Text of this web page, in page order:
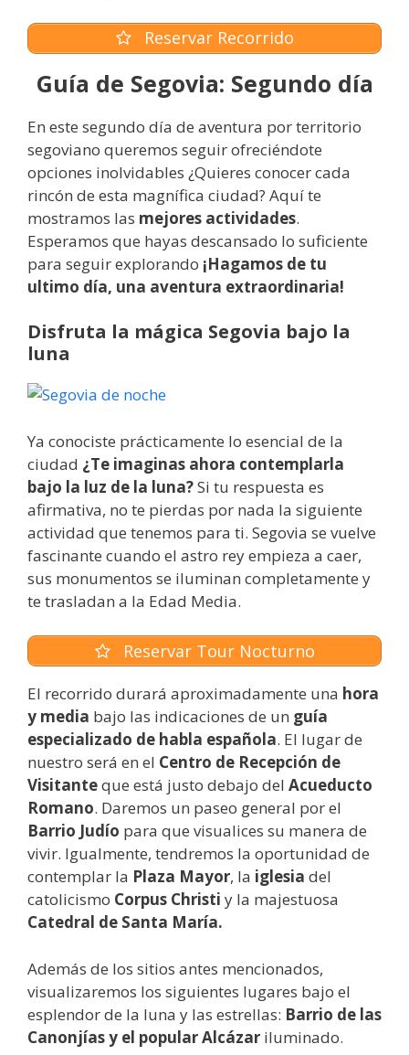
Reservar Recorrido
Guía de Segovia: Segundo día
En este segundo día de aventura por territorio
segoviano queremos seguir ofreciéndote
opciones inolvidables ¿Quieres conocer cada
rincón de esta magnífica ciudad? Aquí te
mostramos las mejores actividades.
Esperamos que hayas descansado lo suficiente
para seguir explorando ¡Hagamos de tu
ultimo día, una aventura extraordinaria!
Disfruta la mágica Segovia bajo la
luna
Ya conociste prácticamente lo esencial de la
ciudad ¿Te imaginas ahora contemplarla
bajo la luz de la luna?Si tu respuesta es
afirmativa, no te pierdas por nada la siguiente
actividad que tenemos para ti. Segovia se vuelve
fascinante cuando el astro rey empieza a caer,
sus monumentos se iluminan completamente y
te trasladan a la Edad Media.
Reservar Tour Nocturno
El recorrido durará aproximadamente una hora
y media bajo las indicaciones de un guía
especializado de habla española. El lugar de
nuestro será en el Centro de Recepción de
Visitanteque está justo debajo del Acueducto
Romano. Daremos un paseo general por el
Barrio Judío para que visualices su manera de
vivir. Igualmente, tendremos la oportunidad de
contemplar la Plaza Mayor, la iglesia del
catolicismo Corpus Christi y la majestuosa
Catedral de Santa María.
Además de los sitios antes mencionados,
visualizaremos los siguientes lugares bajo el
esplendor de la luna y las estrellas: Barrio de las
Canonjías y el popular Alcázar iluminado.